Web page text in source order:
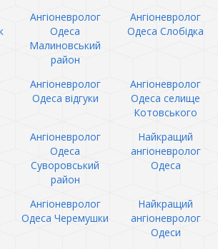
Ангіоневролог
Одеса
Малиновський
район
Ангіоневролог
Одеса Слобідка
Ангіоневролог
Одеса відгуки
Ангіоневролог
Одеса селище
Котовського
Ангіоневролог
Одеса
Суворовський
район
Найкращий
ангіоневролог
Одеса
Ангіоневролог
Одеса Черемушки
Найкращий
ангіоневролог
Одеси